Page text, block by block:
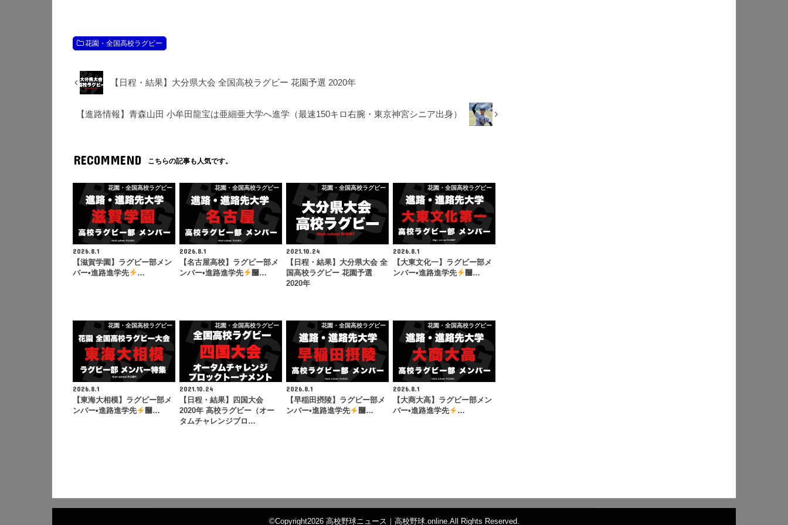
花園・全国高校ラグビー
【日程・結果】大分県大会 全国高校ラグビー 花園予選 2020年
【進路情報】青森山田 小牟田龍宝は亜細亜大学へ進学（最速150キロ右腕・東京神宮シニア出身）
RECOMMEND こちらの記事も人気です。
花園・全国高校ラグビー
2026.8.1
【滋賀学園】ラグビー部メン
バー•進路進学先
…
花園・全国高校ラグビー
2026.8.1
【名古屋高校】ラグビー部メ
ンバー•進路進学先
࿠…
花園・全国高校ラグビー
2021.10.24
【日程・結果】大分県大会 全
国高校ラグビー 花園予選
2020年
花園・全国高校ラグビー
2026.8.1
【大東文化一】ラグビー部メ
ンバー•進路進学先
࿠…
花園・全国高校ラグビー
2026.8.1
【東海大相模】ラグビー部メ
ンバー•進路進学先
࿠…
花園・全国高校ラグビー
2021.10.24
【日程・結果】四国大会
2020年 高校ラグビー（オー
タムチャレンジブロ…
花園・全国高校ラグビー
2026.8.1
【早稲田摂陵】ラグビー部メ
ンバー•進路進学先
࿠…
花園・全国高校ラグビー
2026.8.1
【大商大高】ラグビー部メン
バー•進路進学先
…
©Copyright2026 高校野球ニュース｜高校野球.online.All Rights Reserved.